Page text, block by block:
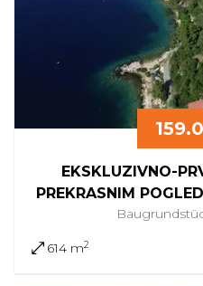
EKSKLUZIVNO-
PREKRASNIM POGLEDOM I
614 m2